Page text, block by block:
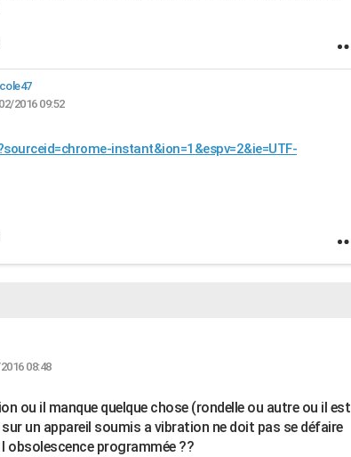
2016 09:52
instant&ion=1&espv=2&ie=UTF-
08:48
ou il manque quelque chose (rondelle ou autre ou il est
un appareil soumis a vibration ne doit pas se défaire
obsolescence programmée ??